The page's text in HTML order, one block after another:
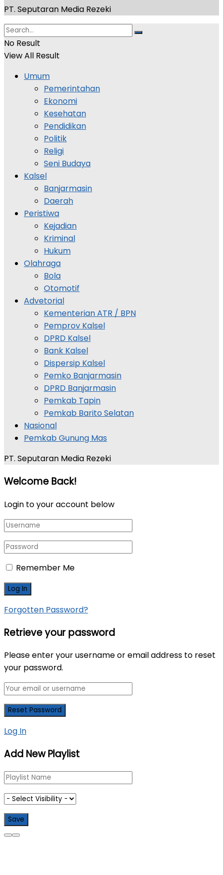
PT. Seputaran Media Rezeki
No Result
View All Result
Umum
Pemerintahan
Ekonomi
Kesehatan
Pendidikan
Politik
Religi
Seni Budaya
Kalsel
Banjarmasin
Daerah
Peristiwa
Kejadian
Kriminal
Hukum
Olahraga
Bola
Otomotif
Advetorial
Kementerian ATR / BPN
Pemprov Kalsel
DPRD Kalsel
Bank Kalsel
Dispersip Kalsel
Pemko Banjarmasin
DPRD Banjarmasin
Pemkab Tapin
Pemkab Barito Selatan
Nasional
Pemkab Gunung Mas
PT. Seputaran Media Rezeki
Welcome Back!
Login to your account below
Remember Me
Forgotten Password?
Retrieve your password
Please enter your username or email address to reset
your password.
Log In
Add New Playlist